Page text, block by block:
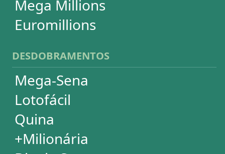
ASSINATURA
Palpites Estatísticos
Análises Estatísticas
Simulador de Apostas
Conferidor de Apostas
Desdobramentos Especiais
Impressão de Volantes